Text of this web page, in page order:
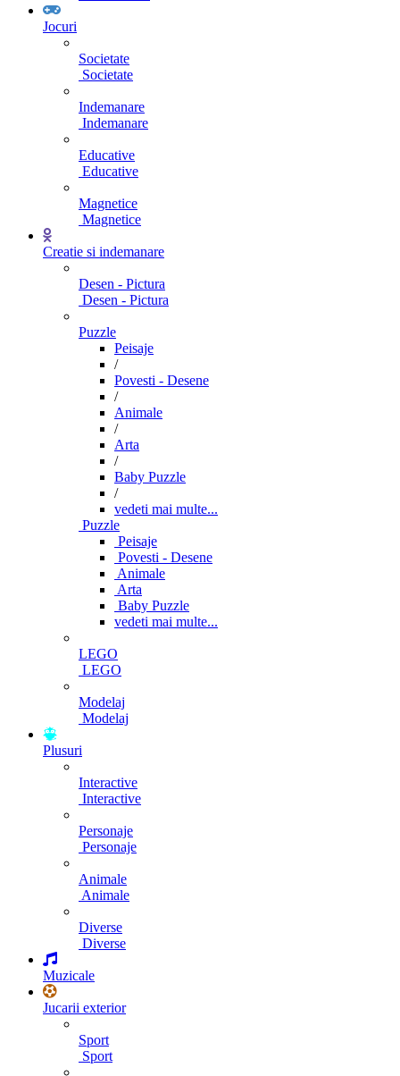
Jocuri
Societate
Societate
Indemanare
Indemanare
Educative
Educative
Magnetice
Magnetice
Creatie si indemanare
Desen - Pictura
Desen - Pictura
Puzzle
Peisaje
/
Povesti - Desene
/
Animale
/
Arta
/
Baby Puzzle
/
vedeti mai multe...
Puzzle
Peisaje
Povesti - Desene
Animale
Arta
Baby Puzzle
vedeti mai multe...
LEGO
LEGO
Modelaj
Modelaj
Plusuri
Interactive
Interactive
Personaje
Personaje
Animale
Animale
Diverse
Diverse
Muzicale
Jucarii exterior
Sport
Sport